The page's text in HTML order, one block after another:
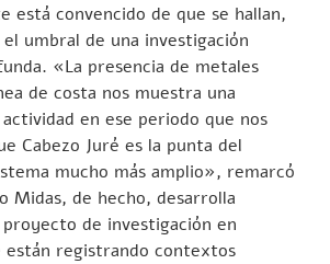
está convencido de que se hallan,
umbral de una investigación
«La presencia de metales
de costa nos muestra una
en ese periodo que nos
Cabezo Juré es la punta del
mucho más amplio», remarcó
Midas, de hecho, desarrolla
de investigación en
están registrando contextos